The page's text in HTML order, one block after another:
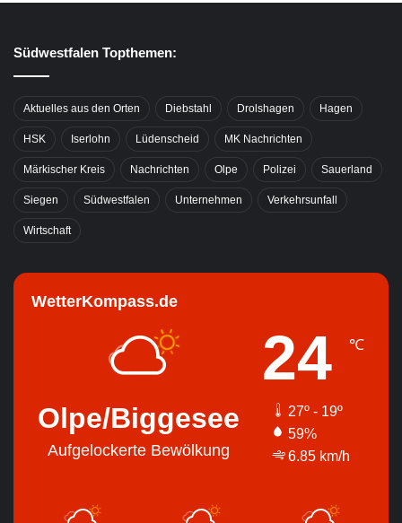
Südwestfalen Topthemen:
Aktuelles aus den Orten Diebstahl Drolshagen Hagen
HSK Iserlohn Lüdenscheid MK Nachrichten
Märkischer Kreis Nachrichten Olpe Polizei Sauerland
Siegen Südwestfalen Unternehmen Verkehrsunfall
Wirtschaft
WetterKompass.de
Olpe/Biggesee
Aufgelockerte Bewölkung
24 ℃
27º - 19º
59%
6.85 km/h